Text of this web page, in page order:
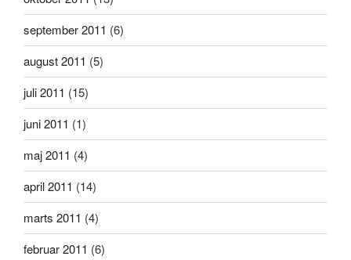
september 2011 (6)
august 2011 (5)
juli 2011 (15)
juni 2011 (1)
maj 2011 (4)
april 2011 (14)
marts 2011 (4)
februar 2011 (6)